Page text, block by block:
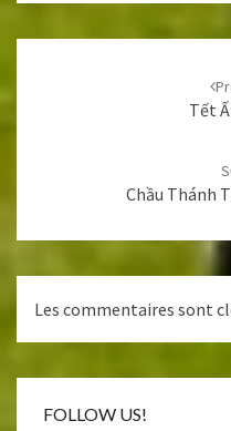
Tết
Chầu Thánh
Les commentaires sont
FOLLOW US!